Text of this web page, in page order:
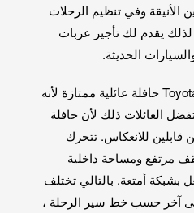
الأنيقة وفي تنظيم الرحلات
لذلك يقدم لك تأجير عربات
لذلك تعتبر حافلة Toyota Coaster حافلة عائلية ممتازة لأنه
العائلات ذلك لأن حافلة
ومقعدين قابلين للانعكاس. تتحرك
مرتفع ومساحة داخلية
بشبكة أمتعة. بالتالي تختلف
آخر حسب خط سير الرحلة ،